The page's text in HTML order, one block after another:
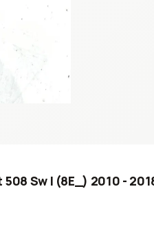
Sw I (8E_) 2010 -